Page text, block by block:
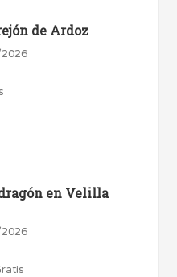
de Ardoz
en Velilla